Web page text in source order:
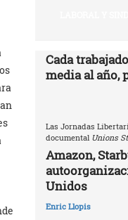
Cada
media al año,
Las Jornadas
documental Unions
Amazon,
Unidos
Enric Llopis